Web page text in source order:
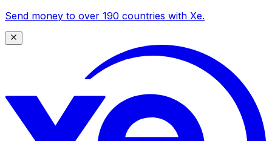
Send money to over 190 countries with Xe.